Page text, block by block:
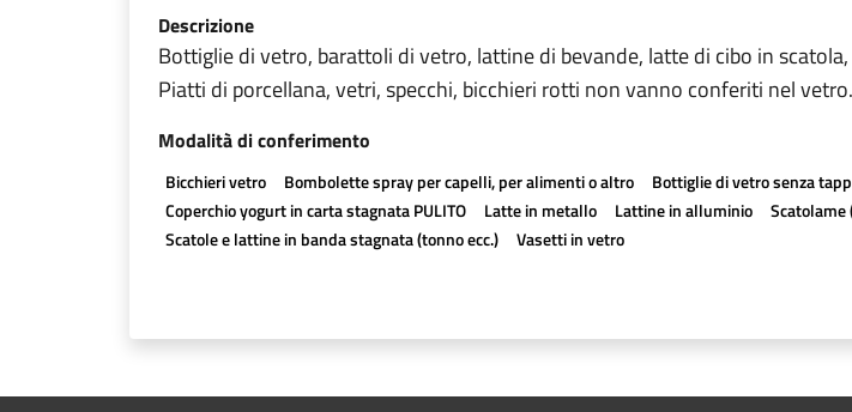
Descrizione
Bottiglie di vetro, barattoli di vetro, lattine di bevande, latte di cibo in
Piatti di porcellana, vetri, specchi, bicchieri rotti non vanno conferiti nel vetro.
Modalità di conferimento
Bicchieri vetro Bombolette spray per capelli, per alimenti o altro Bottiglie di vetro senza
Coperchio yogurt in carta stagnata PULITO
Latte in metallo Lattine in alluminio
Scatolame
Scatole e lattine in banda stagnata (tonno ecc.)
Vasetti in vetro